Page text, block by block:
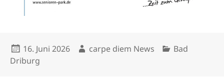
Veröffentlicht
16. Juni 2026 Autor
carpe diem News Kategorien
Bad
Driburg